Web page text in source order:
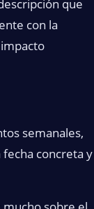
que
con la
semanales,
fecha concreta y